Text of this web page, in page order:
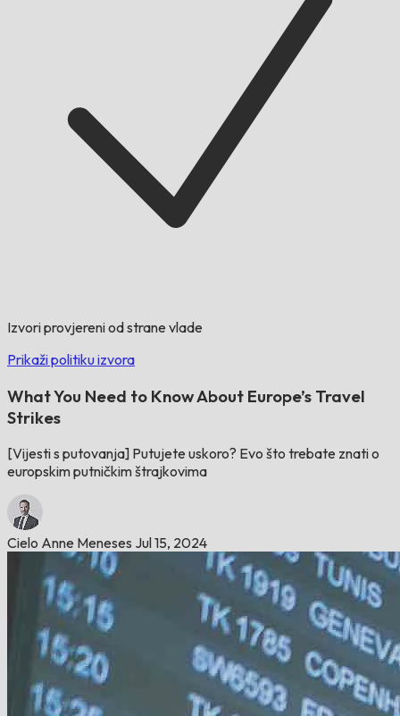
Izvori provjereni od strane vlade
Prikaži politiku izvora
What You Need to Know About Europe’s Travel
Strikes
[Vijesti s putovanja] Putujete uskoro? Evo što trebate znati o
europskim putničkim štrajkovima
Cielo Anne Meneses Jul 15, 2024